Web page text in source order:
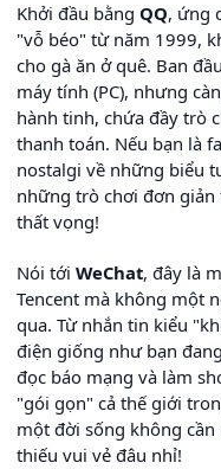
Khởi đầu bằng QQ, ứng
"vỗ béo" từ năm 1999,
cho gà ăn ở quê. Ban
máy tính (PC), nhưng
hành tinh, chứa đầy trò
thanh toán. Nếu bạn là
nostalgi về những biểu
những trò chơi đơn
thất vọng!
Nói tới WeChat, đây là
Tencent mà không một
qua. Từ nhắn tin kiểu
điện giống như bạn
đọc báo mạng và làm
"gói gọn" cả thế giới
một đời sống không cần
thiếu vui vẻ đâu nhỉ!